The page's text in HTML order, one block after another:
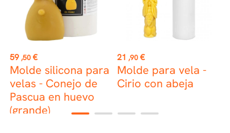
Precio
59 ,50 €
Molde silicona para
velas - Conejo de
Pascua en huevo
(grande)
Precio
21 ,90 €
Molde para vela -
Cirio con abeja
1 2 3 4